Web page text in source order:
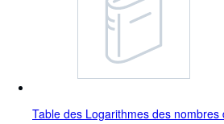
Table des Logarithmes des